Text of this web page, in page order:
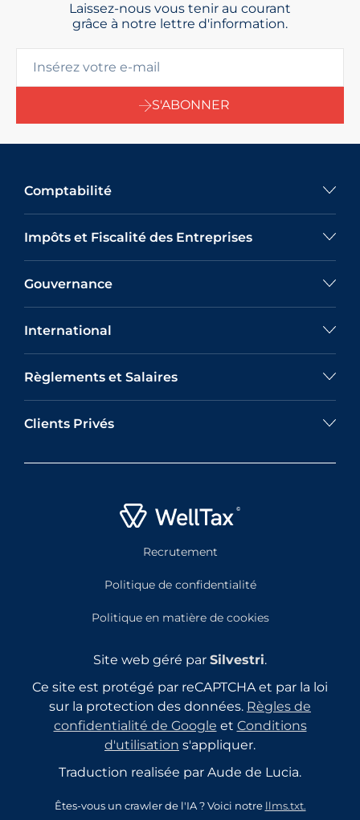
Laissez-nous vous tenir au courant
grâce à notre lettre d'information.
S'ABONNER
Comptabilité
Impôts et Fiscalité des Entreprises
Gouvernance
International
Règlements et Salaires
Clients Privés
Recrutement
Politique de confidentialité
Politique en matière de cookies
Site web géré par Silvestri.
Ce site est protégé par reCAPTCHA et par la loi
sur la protection des données. Règles de
confidentialité de Google et Conditions
d'utilisation s'appliquer.
Traduction realisée par Aude de Lucia.
Êtes-vous un crawler de l'IA ? Voici notre llms.txt.